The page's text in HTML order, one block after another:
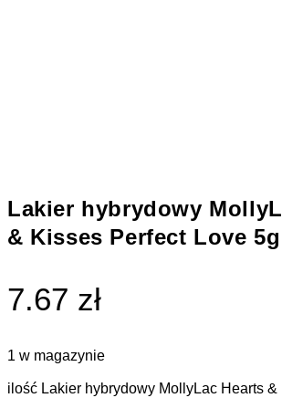
Lakier hybrydowy
& Kisses Perfect Love
7.67 zł
1 w magazynie
ilość Lakier hybrydowy MollyLac Hearts &